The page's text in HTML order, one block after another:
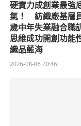
硬實力成創業最強
氣！ 紡織廠基層
歲中年失業融合職
思維成功開創功能
織品藍海
2026-08-06 20:46